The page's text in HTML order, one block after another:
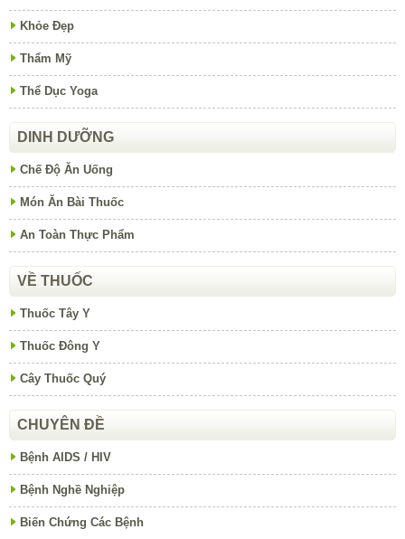
Khỏe Đẹp
Thẩm Mỹ
Thể Dục Yoga
DINH DƯỠNG
Chế Độ Ăn Uống
Món Ăn Bài Thuốc
An Toàn Thực Phẩm
VỀ THUỐC
Thuốc Tây Y
Thuốc Đông Y
Cây Thuốc Quý
CHUYÊN ĐỀ
Bệnh AIDS / HIV
Bệnh Nghề Nghiệp
Biến Chứng Các Bệnh